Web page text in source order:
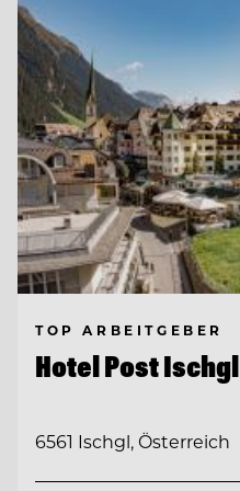
TOP ARBEITGEBER
Hotel Post Ischgl
6561 Ischgl, Österreich